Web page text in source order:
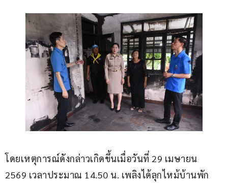
โดยเหตุการณ์ดังกล่าวเกิดขึ้นเมื่อวันที่ 29 เมษายน
2569 เวลาประมาณ 14.50 น. เพลิงได้ลุกไหม้บ้านพัก